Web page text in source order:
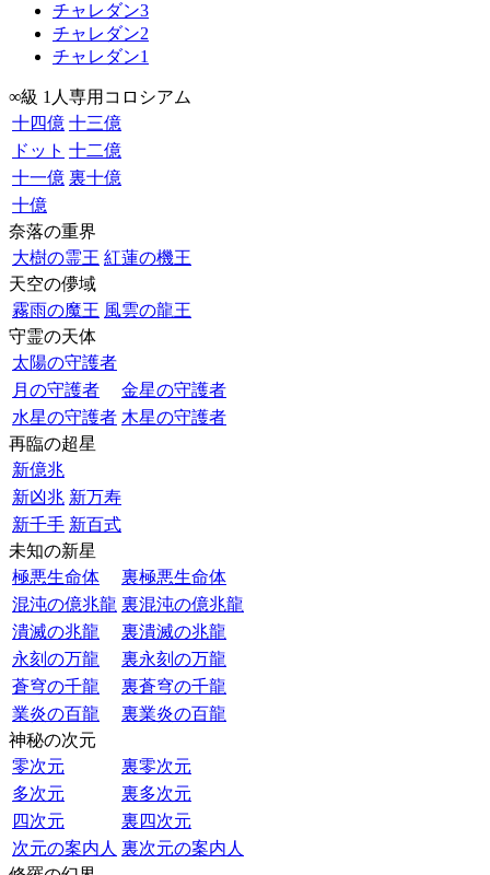
チャレダン3
チャレダン2
チャレダン1
∞級 1人専用コロシアム
十四億 十三億
ドット 十二億
十一億 裏十億
十億
奈落の重界
大樹の霊王 紅蓮の機王
天空の儚域
霧雨の魔王 風雲の龍王
守霊の天体
太陽の守護者
月の守護者
金星の守護者
水星の守護者 木星の守護者
再臨の超星
新億兆
新凶兆 新万寿
新千手 新百式
未知の新星
極悪生命体
裏極悪生命体
混沌の億兆龍 裏混沌の億兆龍
潰滅の兆龍
裏潰滅の兆龍
永刻の万龍
裏永刻の万龍
蒼穹の千龍
裏蒼穹の千龍
業炎の百龍
裏業炎の百龍
神秘の次元
零次元
裏零次元
多次元
裏多次元
四次元
裏四次元
次元の案内人 裏次元の案内人